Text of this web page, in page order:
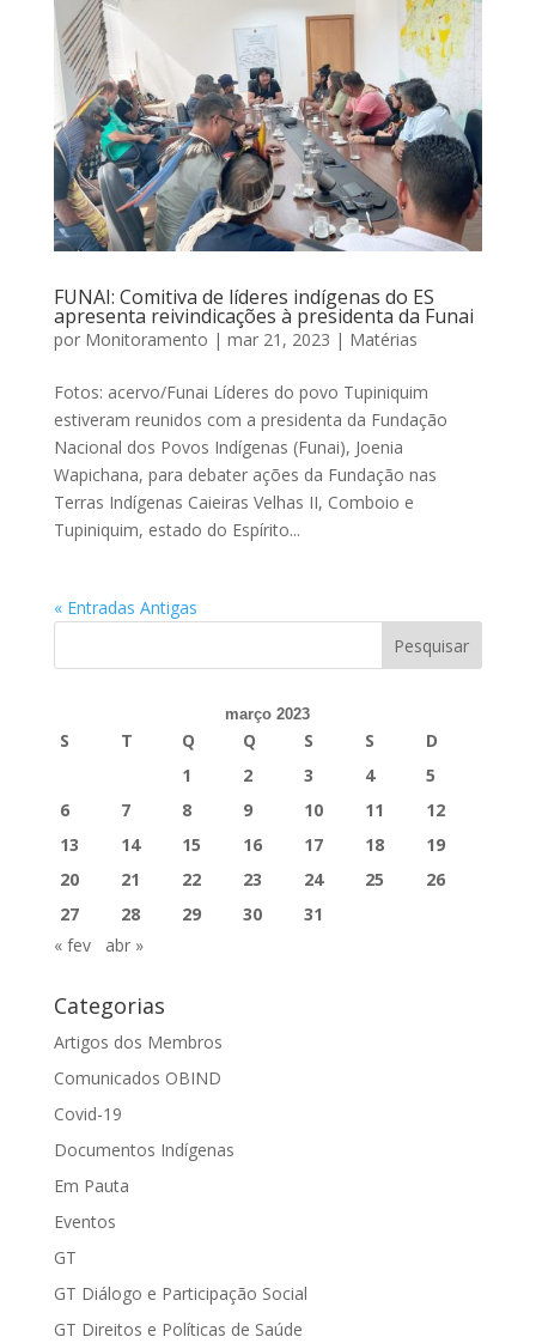
FUNAI: Comitiva de líderes indígenas do ES
apresenta reivindicações à presidenta da Funai
por Monitoramento | mar 21, 2023 | Matérias
Fotos: acervo/Funai Líderes do povo Tupiniquim
estiveram reunidos com a presidenta da Fundação
Nacional dos Povos Indígenas (Funai), Joenia
Wapichana, para debater ações da Fundação nas
Terras Indígenas Caieiras Velhas II, Comboio e
Tupiniquim, estado do Espírito...
« Entradas Antigas
março 2023
S T Q Q S S
D
1
2 3 4
5
6
7 8 9 10 11
12
13
14 15 16 17 18
19
20
21 22 23 24 25
26
27
28 29 30
31
« fev
abr »
Categorias
Artigos dos Membros
Comunicados OBIND
Covid-19
Documentos Indígenas
Em Pauta
Eventos
GT
GT Diálogo e Participação Social
GT Direitos e Políticas de Saúde